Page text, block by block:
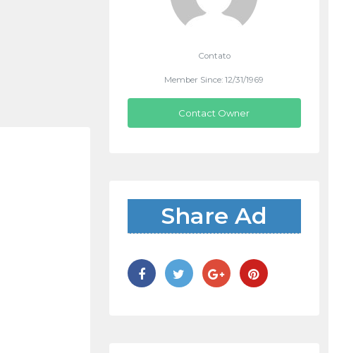
Contato
Member Since: 12/31/1969
Contact Owner
Share Ad